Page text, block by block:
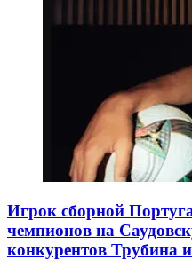
Игрок сборной
чемпионов на
конкурентов Трубина